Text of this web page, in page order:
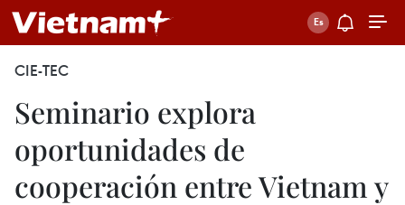
CIE-TEC
Seminario explora
oportunidades de
cooperación entre Vietnam y